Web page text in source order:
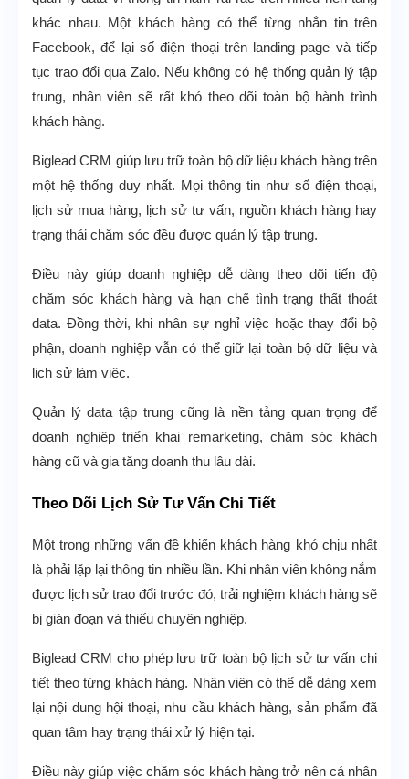
khác nhau. Một khách hàng có thể từng nhắn tin trên
Facebook, để lại số điện thoại trên landing page và tiếp
tục trao đổi qua Zalo. Nếu không có hệ thống quản lý tập
trung, nhân viên sẽ rất khó theo dõi toàn bộ hành trình
khách hàng.
Biglead CRM giúp lưu trữ toàn bộ dữ liệu khách hàng trên
một hệ thống duy nhất. Mọi thông tin như số điện thoại,
lịch sử mua hàng, lịch sử tư vấn, nguồn khách hàng hay
trạng thái chăm sóc đều được quản lý tập trung.
Điều này giúp doanh nghiệp dễ dàng theo dõi tiến độ
chăm sóc khách hàng và hạn chế tình trạng thất thoát
data. Đồng thời, khi nhân sự nghỉ việc hoặc thay đổi bộ
phận, doanh nghiệp vẫn có thể giữ lại toàn bộ dữ liệu và
lịch sử làm việc.
Quản lý data tập trung cũng là nền tảng quan trọng để
doanh nghiệp triển khai remarketing, chăm sóc khách
hàng cũ và gia tăng doanh thu lâu dài.
Theo Dõi Lịch Sử Tư Vấn Chi Tiết
Một trong những vấn đề khiến khách hàng khó chịu nhất
là phải lặp lại thông tin nhiều lần. Khi nhân viên không nắm
được lịch sử trao đổi trước đó, trải nghiệm khách hàng sẽ
bị gián đoạn và thiếu chuyên nghiệp.
Biglead CRM cho phép lưu trữ toàn bộ lịch sử tư vấn chi
tiết theo từng khách hàng. Nhân viên có thể dễ dàng xem
lại nội dung hội thoại, nhu cầu khách hàng, sản phẩm đã
quan tâm hay trạng thái xử lý hiện tại.
Điều này giúp việc chăm sóc khách hàng trở nên cá nhân